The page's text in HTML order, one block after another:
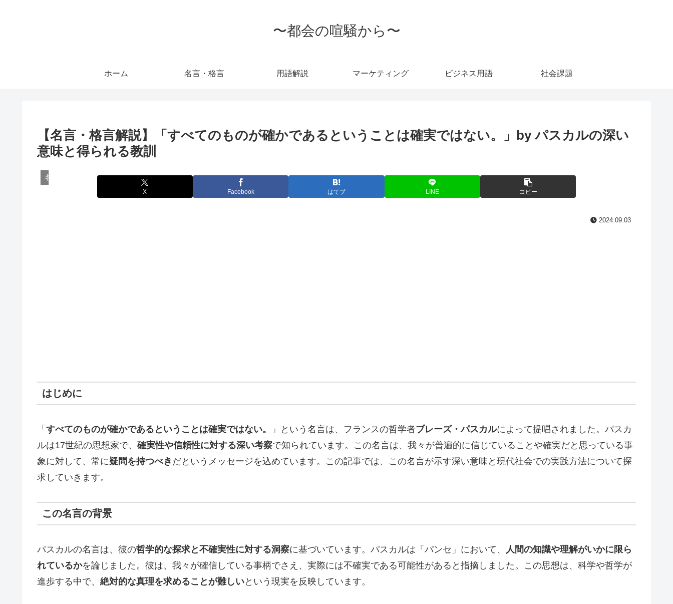
〜都会の喧騒から〜
ホーム 名言・格言 用語解説 マーケティング ビジネス用語 社会課題
【名言・格言解説】「すべてのものが確かであるということは確実ではない。」by パスカルの深い
意味と得られる教訓
名言・格言
X Facebook はてブ LINE コピー
2024.09.03
はじめに
「 すべてのものが確かであるということは確実ではない。 」という名言は、フランスの哲学者ブレーズ・パスカルによって提唱されました。パスカ
ルは17世紀の思想家で、確実性や信頼性に対する深い考察で知られています。この名言は、我々が普遍的に信じていることや確実だと思っている事
象に対して、常に疑問を持つべき だというメッセージを込めています。この記事では、この名言が示す深い意味と現代社会での実践方法について探
求していきます。
この名言の背景
パスカルの名言は、彼の哲学的な探求と不確実性に対する洞察に基づいています。パスカルは「パンセ」において、 人間の知識や理解がいかに限ら
れているかを論じました。彼は、我々が確信している事柄でさえ、実際には不確実である可能性があると指摘しました。この思想は、科学や哲学が
進歩する中で、 絶対的な真理を求めることが難しいという現実を反映しています。